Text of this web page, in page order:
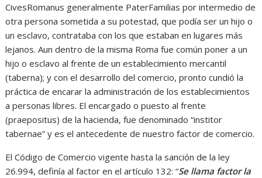
CivesRomanus generalmente PaterFamilias por intermedio de
otra persona sometida a su potestad, que podía ser un hijo o
un esclavo, contrataba con los que estaban en lugares más
lejanos. Aun dentro de la misma Roma fue común poner a un
hijo o esclavo al frente de un establecimiento mercantil
(taberna); y con el desarrollo del comercio, pronto cundió la
práctica de encarar la administración de los establecimientos
a personas libres. El encargado o puesto al frente
(praepositus) de la hacienda, fue denominado “institor
tabernae” y es el antecedente de nuestro factor de comercio.
El Código de Comercio vigente hasta la sanción de la ley
26.994, definía al factor en el artículo 132: “Se llama factor la